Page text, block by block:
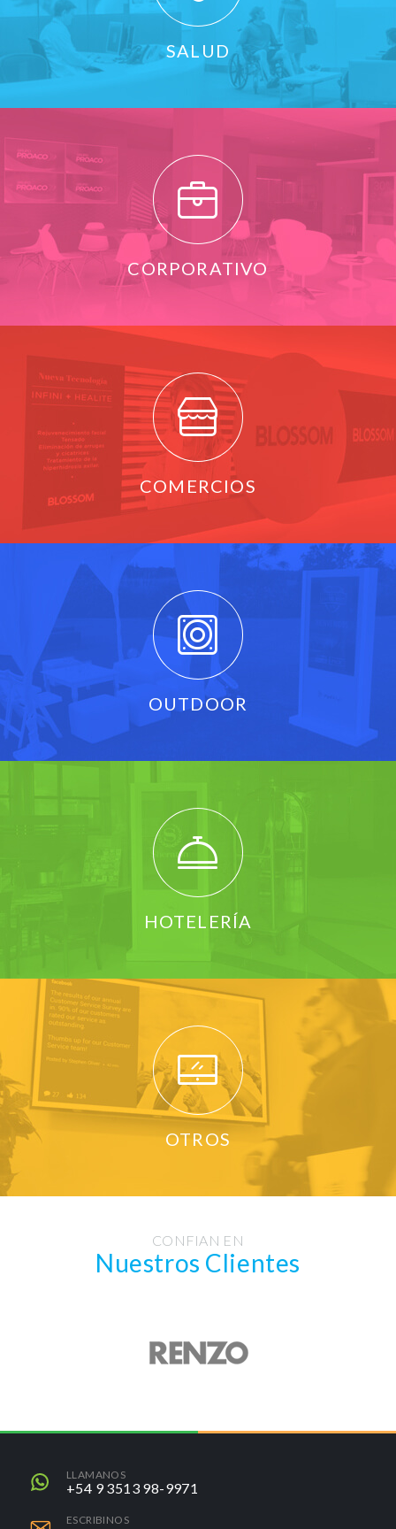
SALUD
CORPORATIVO
COMERCIOS
OUTDOOR
HOTELERÍA
OTROS
CONFIAN EN
Nuestros Clientes
+54 9 3513 98-9971